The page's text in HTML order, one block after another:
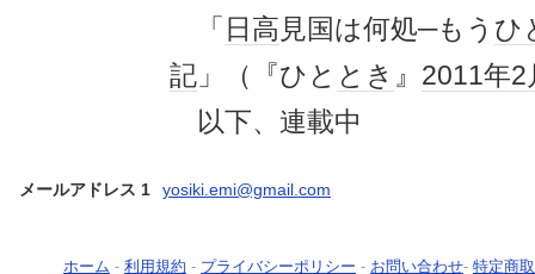
「 日高見国は何処─もう ひ
記 」（『ひと とき 』 2011年2
以下、連載中
メールアドレス 1 yosiki.emi@gmail.com
ホーム - 利用規約 - プライバシーポリシー - お問い合わせ- 特定商